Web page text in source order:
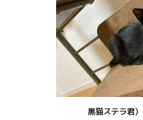
黒猫ステラ君）